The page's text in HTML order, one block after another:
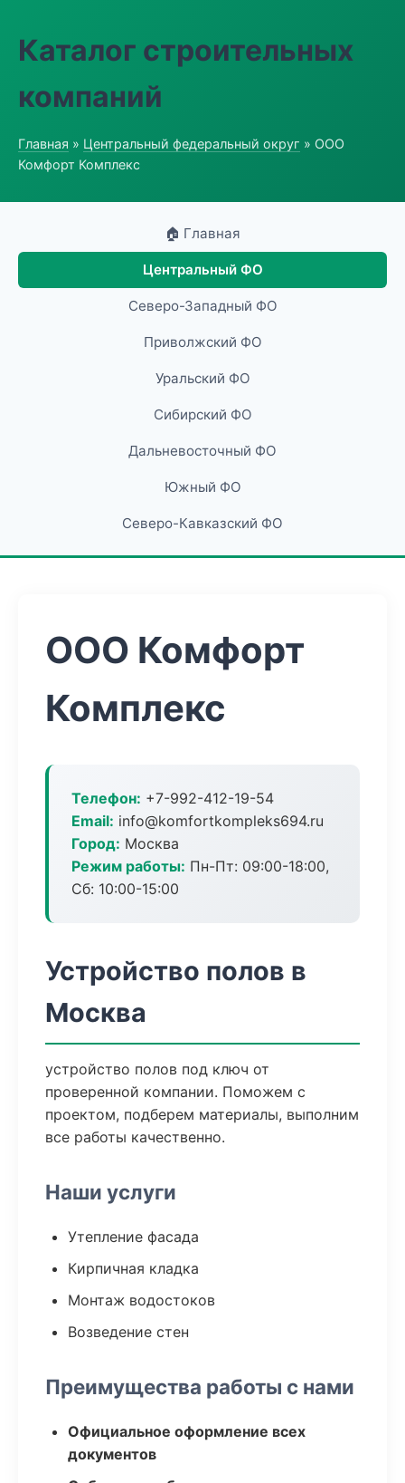
Каталог строительных
компаний
Главная » Центральный федеральный округ » ООО
Комфорт Комплекс
🏠 Главная
Центральный ФО
Северо-Западный ФО
Приволжский ФО
Уральский ФО
Сибирский ФО
Дальневосточный ФО
Южный ФО
Северо-Кавказский ФО
ООО Комфорт
Комплекс
Телефон: +7-992-412-19-54
Email: info@komfortkompleks694.ru
Город: Москва
Режим работы: Пн-Пт: 09:00-18:00,
Сб: 10:00-15:00
Устройство полов в
Москва
устройство полов под ключ от
проверенной компании. Поможем с
проектом, подберем материалы, выполним
все работы качественно.
Наши услуги
Утепление фасада
Кирпичная кладка
Монтаж водостоков
Возведение стен
Преимущества работы с нами
Официальное оформление всех
документов